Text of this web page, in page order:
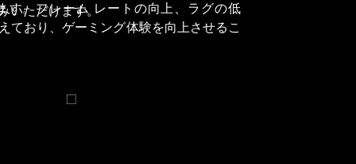
いただけます。
す。フレーム レートの向上、ラグの低
ており、ゲーミング体験を向上させるこ